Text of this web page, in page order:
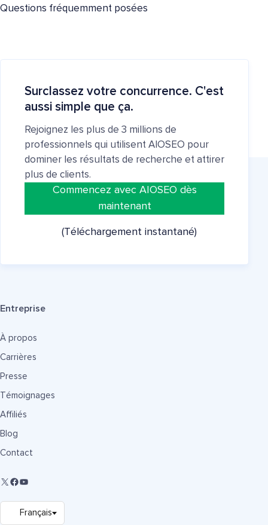
Questions fréquemment posées
Surclassez votre concurrence. C'est
aussi simple que ça.
Rejoignez les plus de 3 millions de
professionnels qui utilisent AIOSEO pour
dominer les résultats de recherche et attirer
plus de clients.
Commencez avec AIOSEO dès
maintenant
(Téléchargement instantané)
Entreprise
À propos
Carrières
Presse
Témoignages
Affiliés
Blog
Contact